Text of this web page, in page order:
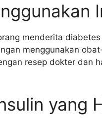
menderita
menggunakan
resep dokter dan
yang